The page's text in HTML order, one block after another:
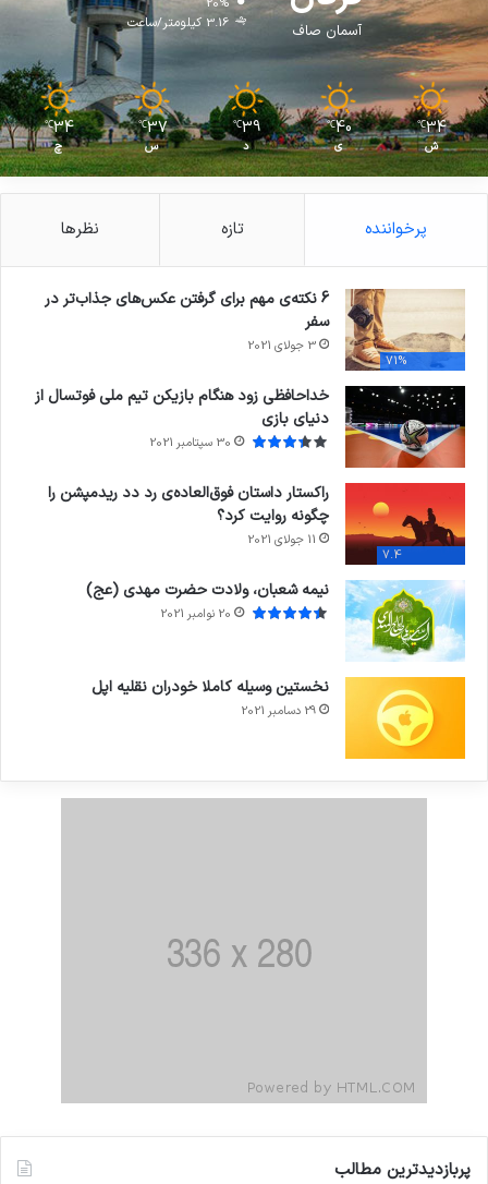
آسمان صاف
3.16 کیلومتر/ساعت
34
℃
ش
40
℃
ی
39
℃
د
37
℃
س
34
℃
چ
پرخواننده تازه نظرها
71%
6 نکته‌ی مهم برای گرفتن عکس‌های جذاب‌تر در
سفر
3 جولای 2021
خداحافظی زود هنگام بازیکن تیم ملی فوتسال از
دنیای بازی
30 سپتامبر 2021
7.4
راکستار داستان فوق‌العاده‌ی رد دد ریدمپشن را
چگونه روایت کرد؟
11 جولای 2021
نیمه شعبان، ولادت حضرت مهدی (عج)
20 نوامبر 2021
نخستین وسیله کاملا خودران نقلیه اپل
29 دسامبر 2021
پربازدیدترین مطالب